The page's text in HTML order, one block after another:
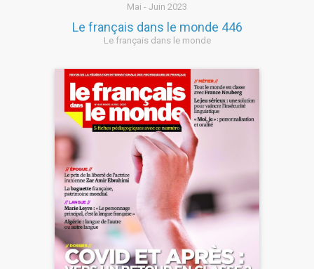
Mai - Juin 2023
Le français dans le monde 446
Le français dans le monde